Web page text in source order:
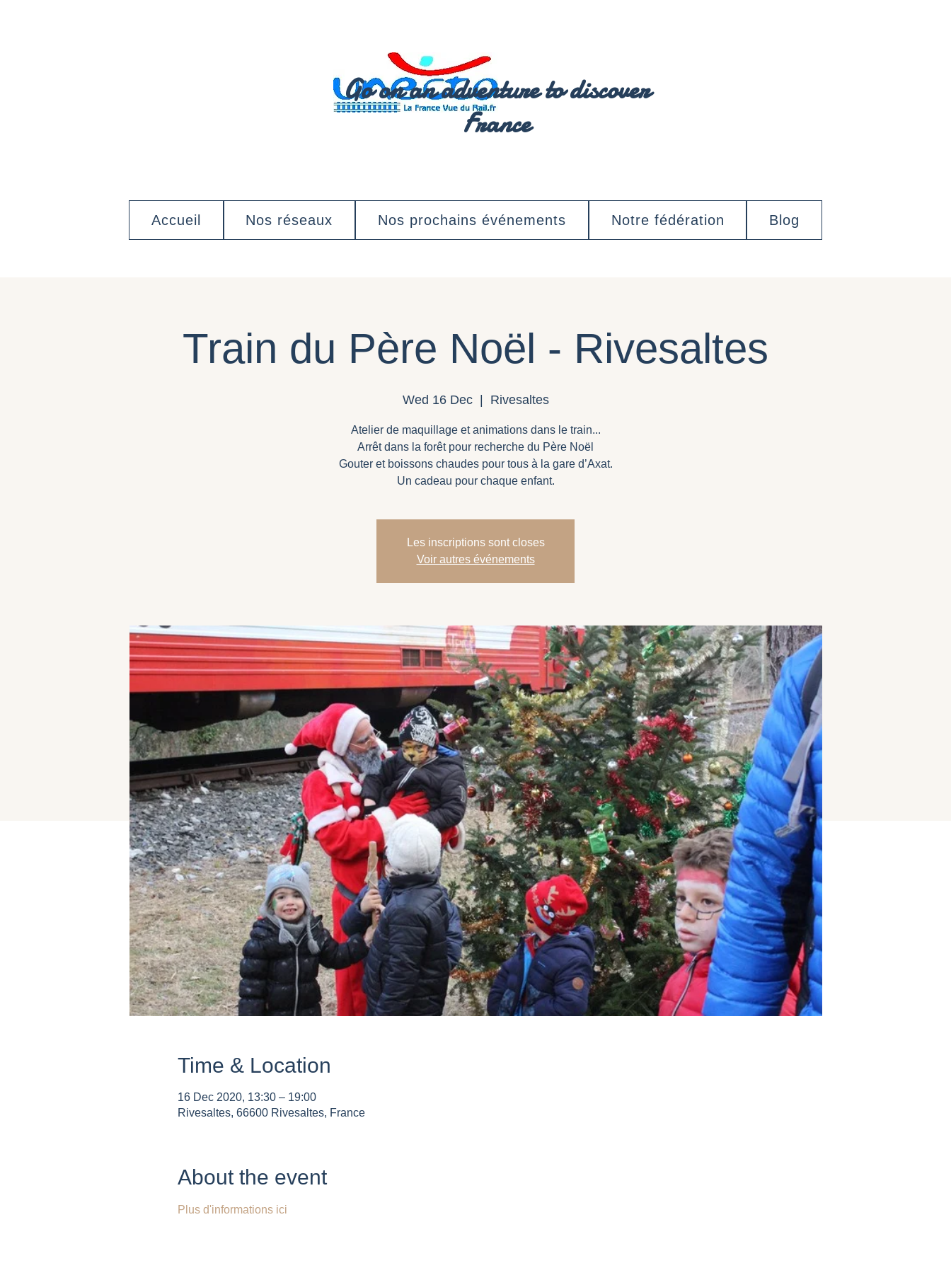
Go on an adventure to discover
France
Accueil Nos réseaux Nos prochains événements Notre fédération Blog
Train du Père Noël - Rivesaltes
Wed 16 Dec
  |
Rivesaltes
Atelier de maquillage et animations dans le train...
Arrêt dans la forêt pour recherche du Père Noël
Gouter et boissons chaudes pour tous à la gare d’Axat.
Un cadeau pour chaque enfant.
Les inscriptions sont closes
Voir autres événements
Time & Location
16 Dec 2020, 13:30 – 19:00
Rivesaltes, 66600 Rivesaltes, France
About the event
Plus d'informations ici